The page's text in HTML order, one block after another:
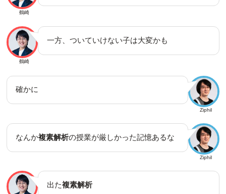
鶴崎
鶴崎
一方、ついていけない子は大変かも
Ziphil
確かに
Ziphil
なんか複素解析の授業が厳しかった記憶あるな
出た複素解析